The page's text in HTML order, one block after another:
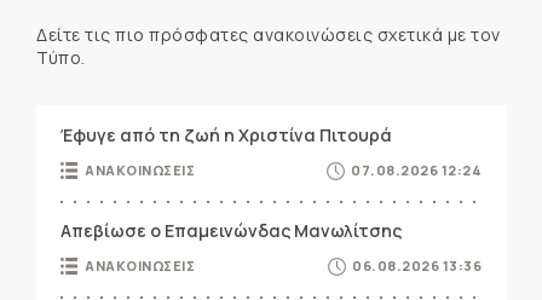
Δείτε τις πιο πρόσφατες ανακοινώσεις σχετικά με τον
Τύπο.
Έφυγε από τη ζωή η Χριστίνα Πιτουρά
ΑΝΑΚΟΙΝΩΣΕΙΣ 07.08.2026 12:24
Απεβίωσε ο Επαμεινώνδας Μανωλίτσης
ΑΝΑΚΟΙΝΩΣΕΙΣ 06.08.2026 13:36